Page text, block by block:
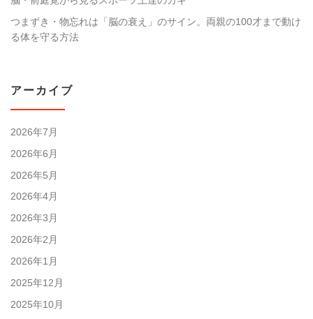
つまずき・物忘れは「脳の衰え」のサイン。両親の100才まで動け
る体を守る方法
アーカイブ
2026年7月
2026年6月
2026年5月
2026年4月
2026年3月
2026年2月
2026年1月
2025年12月
2025年10月